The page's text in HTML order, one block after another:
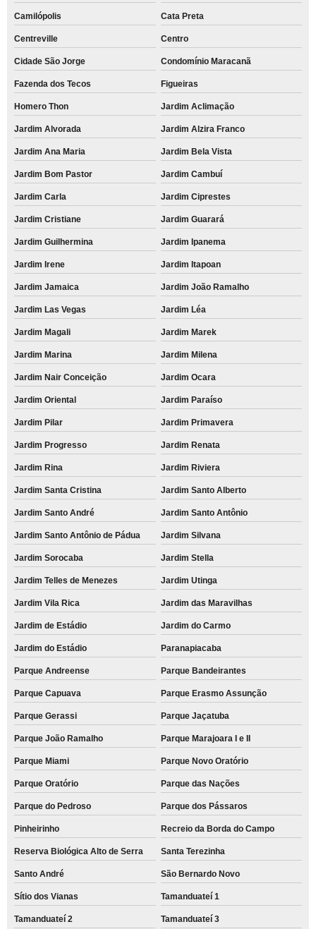
empresa de recarregar cartucho de impressora a laser Vila Fláquer
recarga de cartucho para impressora multifuncional preço Vila Cecília Maria
recarga de cartuchos Jardim Sorocaba
recarga de cartucho preço Alto de Pinheiros
recarregar cartucho de impressora colorido preço Jardim Maranhão
recarga de cartucho para impressora Santa Terezinha
recarga de cartuchos Portão
recarga de cartucho para impressora hp Centro
recarga de cartucho hp preço Vila Alzira
quanto custa recarga de cartucho para impressora a laser Reserva
empresa de recarga de cartucho Recreio da Borda do Campo
quanto custa recarga de cartucho Vila Cristina
recarga de cartucho para impressora lexmark preço Embu Guaçu
recarregar cartucho de impressora Tamanduateí 3
empresa de recarga de cartucho hp Alto Santo André
recarga de cartucho para impressora Fazenda dos Tecos
empresa de recarga de cartucho para impressora a laser colorida Parque
Miami
empresa de recarga de cartucho hp Lapa
quanto custa recarga de cartucho para impressora hp Pacaembu
recarga de cartucho para impressora hp Santo André
quanto custa recarregar cartucho de impressora a laser Vila Leopoldina
quanto custa recarga de cartucho para impressora multifuncional Jardim
Nova Cotia
recarga de cartucho para impressora lexmark Jardim Cristiane
empresa de recarga de cartucho para impressora hp Jardim dos Camargos
recarga de cartucho Jardim Progresso
recarga de cartuchos hp Alto de Pinheiros
empresa de recarregar cartucho de impressora Tamanduateí 2
quanto custa recarga de cartucho para impressora multifuncional Vila Dora
quanto custa recarga de cartucho para impressora Tamanduateí 2
recarga de cartuchos para impressoras lexmark Santo André
quanto custa recarregar cartucho de impressora Vila Vitória
recarga de cartuchos para impressoras a laser coloridas Perdizes
recarga de cartucho para impressora a laser colorida preço Vila Valparaíso
Camilópolis Cata Preta
Centreville Centro
Cidade São Jorge Condomínio Maracanã
Fazenda dos Tecos Figueiras
Homero Thon Jardim Aclimação
Jardim Alvorada Jardim Alzira Franco
Jardim Ana Maria Jardim Bela Vista
Jardim Bom Pastor Jardim Cambuí
Jardim Carla Jardim Ciprestes
Jardim Cristiane Jardim Guarará
Jardim Guilhermina Jardim Ipanema
Jardim Irene Jardim Itapoan
Jardim Jamaica Jardim João Ramalho
Jardim Las Vegas Jardim Léa
Jardim Magali Jardim Marek
Jardim Marina Jardim Milena
Jardim Nair Conceição Jardim Ocara
Jardim Oriental Jardim Paraíso
Jardim Pilar Jardim Primavera
Jardim Progresso Jardim Renata
Jardim Rina Jardim Riviera
Jardim Santa Cristina Jardim Santo Alberto
Jardim Santo André Jardim Santo Antônio
Jardim Santo Antônio de Pádua Jardim Silvana
Jardim Sorocaba Jardim Stella
Jardim Telles de Menezes Jardim Utinga
Jardim Vila Rica Jardim das Maravilhas
Jardim de Estádio Jardim do Carmo
Jardim do Estádio Paranapiacaba
Parque Andreense Parque Bandeirantes
Parque Capuava Parque Erasmo Assunção
Parque Gerassi Parque Jaçatuba
Parque João Ramalho Parque Marajoara I e II
Parque Miami Parque Novo Oratório
Parque Oratório Parque das Nações
Parque do Pedroso Parque dos Pássaros
Pinheirinho Recreio da Borda do Campo
Reserva Biológica Alto de Serra Santa Terezinha
Santo André São Bernardo Novo
Sítio dos Vianas Tamanduateí 1
Tamanduateí 2 Tamanduateí 3